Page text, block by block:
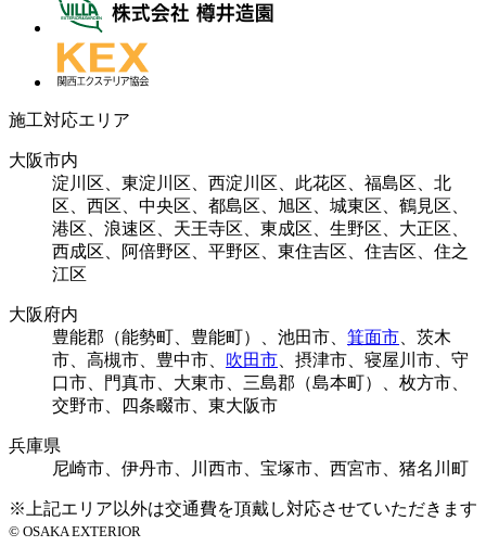
施工対応エリア
大阪市内
淀川区、東淀川区、西淀川区、此花区、福島区、北
区、西区、中央区、都島区、旭区、城東区、鶴見区、
港区、浪速区、天王寺区、東成区、生野区、大正区、
西成区、阿倍野区、平野区、東住吉区、住吉区、住之
江区
大阪府内
豊能郡（能勢町、豊能町）、池田市、 箕面市 、茨木
市、高槻市、豊中市、 吹田市 、摂津市、寝屋川市、守
口市、門真市、大東市、三島郡（島本町）、枚方市、
交野市、四条畷市、東大阪市
兵庫県
尼崎市、伊丹市、川西市、宝塚市、西宮市、猪名川町
※上記エリア以外は交通費を頂戴し対応させていただきます
© OSAKA EXTERIOR